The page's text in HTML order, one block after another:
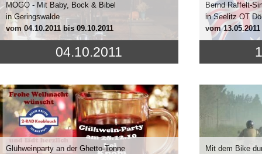
MOGO - Mit Baby, Bock & Bibel
in Geringswalde
vom 04.10.2011 bis 09.10.2011
04.10.2011
Bernd Raffelt-
in Seelitz OT
vom13.05.2011
Glühweinparty an der Ghetto-Tonne Mit dem Bike